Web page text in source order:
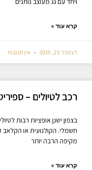
קרא עוד »
דצמבר 25, 2019 אין תגובות
רכב לטיולים – ספיריט
בצפון ישנן אופציות רבות
חשמלי. הקולנועית או הקלאב
מקיפה הרבה יותר
קרא עוד »